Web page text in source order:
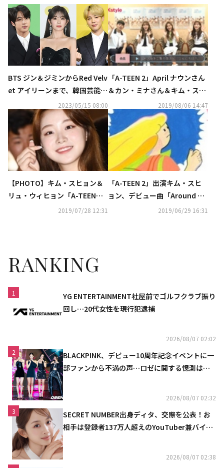
BTS ジン＆ジミンからRed Velv
et アイリーンまで、韓国芸能界
2023/05/15 08:00
「A-TEEN 2」April ナウンさん
＆カン・ミナさん＆キム・スヒ
ョンさん＆リュ・ウィヒョンさ
んから動画インタビューが到
着！“日本のファンに会えて嬉
しい”
2019/08/06 14:47
【PHOTO】キム・スヒョン＆
リュ・ウィヒョン「A-TEEN
2」ファンミーティングのため
2019/07/28 12:31
「A-TEEN 2」出演キム・スヒ
ョン、デビュー曲「Around Th
e World」を本日発表2019/06/29 16:31
RANKING
1
YG ENTERTAINMENT社屋前でゴルフクラブ振り
回し…20代女性を現行犯逮捕
2026/08/07 02:02
2
BLACKPINK、デビュー10周年記念イベントに一
部ファンから不満の声…ロゼに関する憶測は否
2026/08/07 02:32
3
SECRET NUMBER出身ディタ、交際を公表！お
相手は登録者137万人超えのYouTuber兼バイオ
2026/08/07 02:38